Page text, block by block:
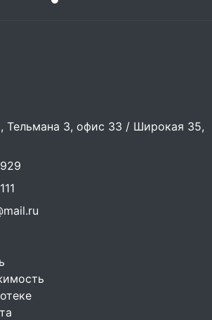
Тельмана 3, офис 33 / Широкая 35,